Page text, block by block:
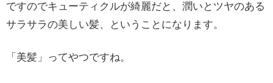
ですのでキューティクルが綺麗だと、潤いとツヤのある
サラサラの美しい髪、ということになります。
「美髪」ってやつですね。